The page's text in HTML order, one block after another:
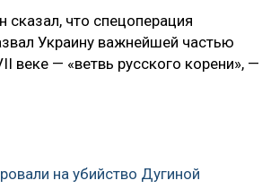
сказал, что спецоперация
Украину важнейшей частью
веке — «ветвь русского корени», —
на убийство Дугиной